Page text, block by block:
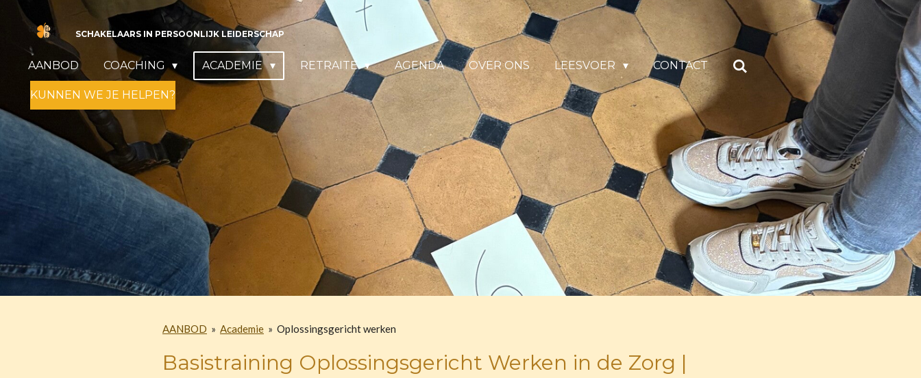
direct
hoofdinhoud
SCHAKELAARS IN PERSOONLIJK LEIDERSCHAP
AANBOD COACHING ACADEMIE RETRAITE AGENDA OVER ONS LEESVOER CONTACT
KUNNEN WE JE HELPEN?
AANBOD » Academie » Oplossingsgericht werken
Basistraining Oplossingsgericht Werken in de Zorg |